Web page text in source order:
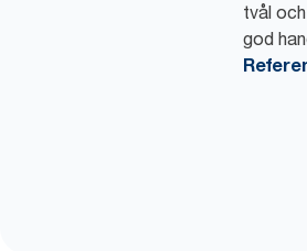
tvål
god